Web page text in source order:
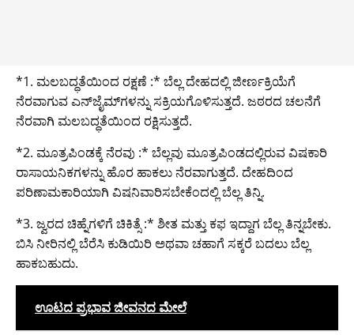
*1. ಮಲಬದ್ಧತೆಯಿಂದ ರಕ್ಷಣೆ :* ಬೆಲ್ಲ ದೇಹದಲ್ಲಿ ಜೀರ್ಣಕ್ರಿಯೆಗೆ
ನೆರವಾಗುವ ಎನ್‌ಜೈಮ್‌ಗಳನ್ನು ಸಕ್ರಿಯಗೊಳಿಸುತ್ತದೆ. ಜಠರದ ಚಲನೆಗೆ
ನೆರವಾಗಿ ಮಲಬದ್ಧತೆಯಿಂದ ರಕ್ಷಿಸುತ್ತದೆ.
*2. ಮೂತ್ರಪಿಂಡಕ್ಕೆ ನೆರವು :* ಬೆಲ್ಲವು ಮೂತ್ರಪಿಂಡದಲ್ಲಿರುವ ವಿಷಕಾರಿ
ರಾಸಾಯನಿಕಗಳನ್ನು ಹೊರ ಹಾಕಲು ನೆರವಾಗುತ್ತದೆ. ದೇಹದಿಂದ
ಪರಿಣಾಮಕಾರಿಯಾಗಿ ವಿಷನಿವಾರಿಸಬೇಕೆಂದಲ್ಲಿ ಬೆಲ್ಲ ತಿನ್ನಿ.
*3. ಜ್ವರದ ಚಿಹ್ನೆಗಳಿಗೆ ಚಿಕಿತ್ಸೆ :* ಶೀತ ಮತ್ತು ಕಫ ಇದ್ದಾಗ ಬೆಲ್ಲ ತಿನ್ನಬೇಕು.
ಬಿಸಿ ನೀರಿನಲ್ಲಿ ಬೆರೆಸಿ ಕುಡಿಯಿರಿ ಅಥವಾ ಚಹಾಗೆ ಸಕ್ಕರೆ ಬದಲು ಬೆಲ್ಲ
ಹಾಕಬಹುದು.
ಊಟದ ಪ್ರಭಾವ ಜೀವನದ ಮೇಲೆ